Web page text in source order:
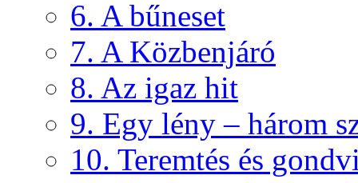
6. A bűneset
7. A Közbenjáró
8. Az igaz hit
9. Egy lény – három
10. Teremtés és